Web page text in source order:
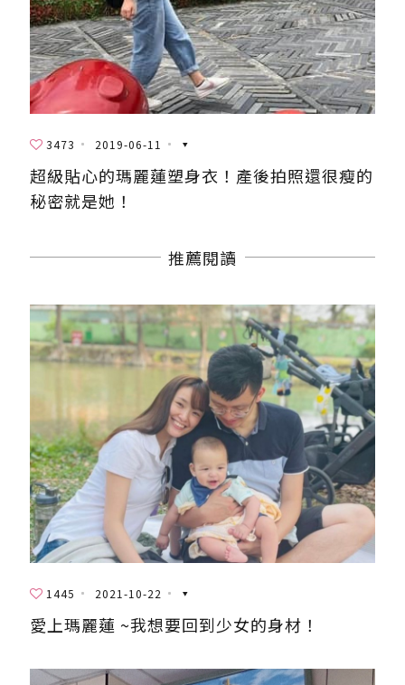
3473 2019-06-11
超級貼心的瑪麗蓮塑身衣！產後拍照還很瘦的
秘密就是她！
推薦閱讀
1445 2021-10-22
愛上瑪麗蓮 ~我想要回到少女的身材！